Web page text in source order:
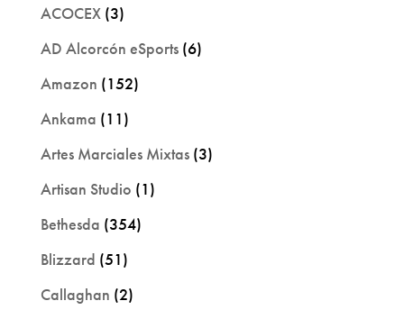
ACOCEX(3)
AD Alcorcón eSports(6)
Amazon (152)
Ankama (11)
Artes Marciales Mixtas(3)
Artisan Studio (1)
Bethesda (354)
Blizzard (51)
Callaghan (2)